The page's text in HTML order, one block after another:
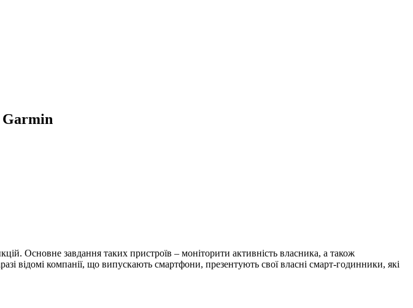
Garmin
Основне завдання таких пристроїв – моніторити активність власника, а також
відомі компанії, що випускають смартфони, презентують свої власні смарт-годинники, які